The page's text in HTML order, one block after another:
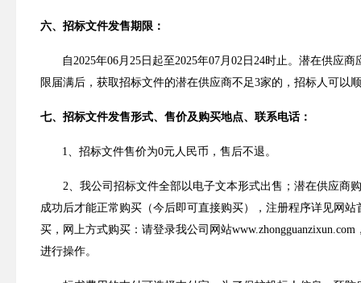
六、招标文件发售期限：
自2025年06月25 日起至2025年07月02 日24时止。潜在供应商
限届满后，获取招标文件的潜在供应商不足3家的，招标人可以
七、招标文件发售形式、售价及购买地点、联系电话：
1、招标文件售价为0元人民币，售后不退。
2、我公司招标文件全部以电子文本形式出售；潜在供应商
成功后才能正常购买（今后即可直接购买），注册程序详见网
买，网上方式购买：请登录我公司网站www.zhongguanzixun.com
进行操作。